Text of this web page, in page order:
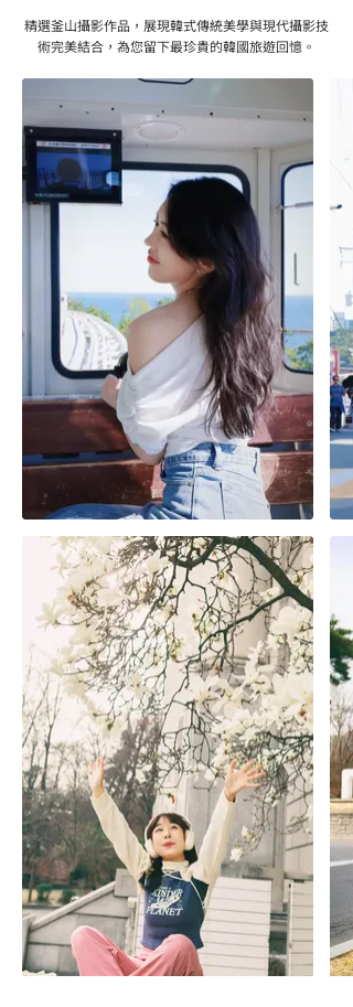
精選釜山攝影作品，展現韓式傳統美學與現代攝影技
術完美結合，為您留下最珍貴的韓國旅遊回憶。